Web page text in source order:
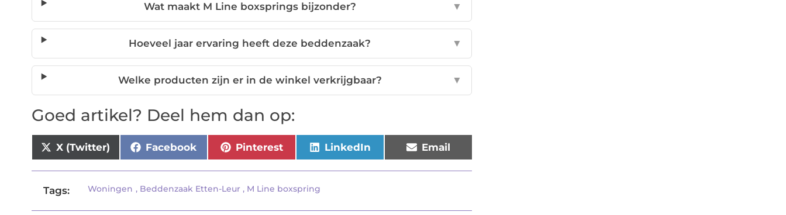
Wat maakt M Line boxsprings bijzonder? ▼
Hoeveel jaar ervaring heeft deze beddenzaak? ▼
Welke producten zijn er in de winkel verkrijgbaar? ▼
Goed artikel? Deel hem dan op:
X (Twitter) Facebook Pinterest LinkedIn Email
Tags: Woningen , Beddenzaak Etten-Leur , M Line boxspring